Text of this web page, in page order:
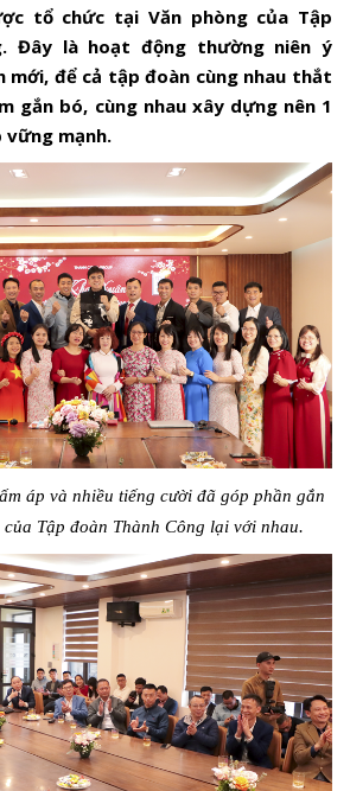
tổ chức tại Văn phòng của Tập
Đây là hoạt động thường niên ý
mới, để cả tập đoàn cùng nhau thắt
gắn bó, cùng nhau xây dựng nên 1
vững mạnh.
áp và nhiều tiếng cười đã góp phần gắn
Tập đoàn Thành Công lại với nhau.